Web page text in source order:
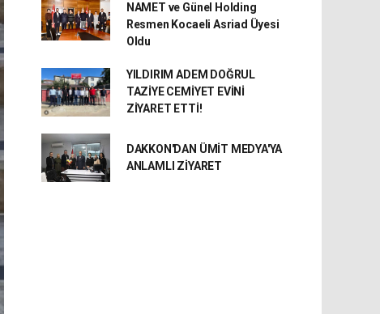
NAMET ve Günel Holding
Resmen Kocaeli Asriad Üyesi
Oldu
YILDIRIM ADEM DOĞRUL
TAZİYE CEMİYET EVİNİ
ZİYARET ETTİ!
DAKKON'DAN ÜMİT MEDYA'YA
ANLAMLI ZİYARET